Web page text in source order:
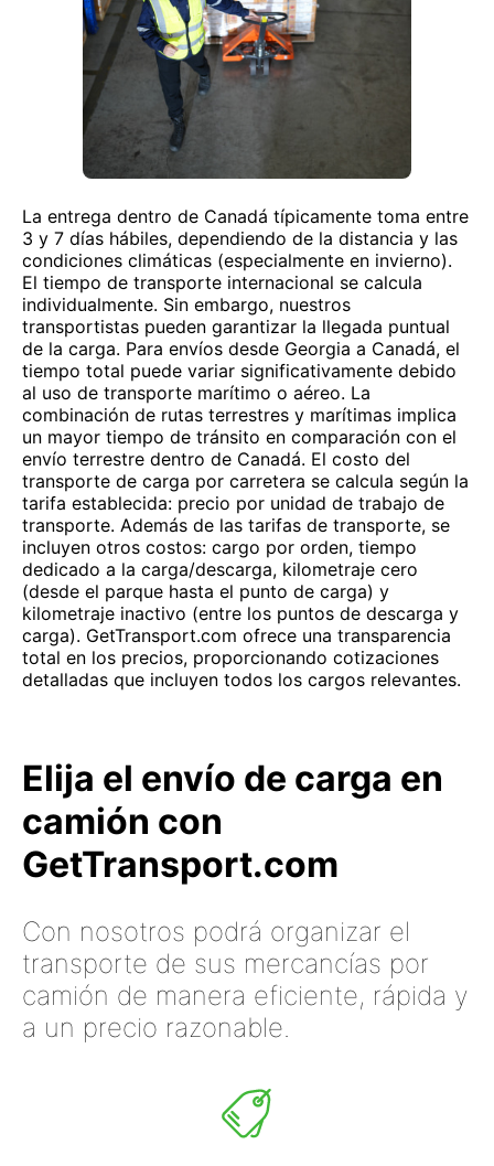
La entrega dentro de Canadá típicamente toma entre
3 y 7 días hábiles, dependiendo de la distancia y las
condiciones climáticas (especialmente en invierno).
El tiempo de transporte internacional se calcula
individualmente. Sin embargo, nuestros
transportistas pueden garantizar la llegada puntual
de la carga. Para envíos desde Georgia a Canadá, el
tiempo total puede variar significativamente debido
al uso de transporte marítimo o aéreo. La
combinación de rutas terrestres y marítimas implica
un mayor tiempo de tránsito en comparación con el
envío terrestre dentro de Canadá. El costo del
transporte de carga por carretera se calcula según la
tarifa establecida: precio por unidad de trabajo de
transporte. Además de las tarifas de transporte, se
incluyen otros costos: cargo por orden, tiempo
dedicado a la carga/descarga, kilometraje cero
(desde el parque hasta el punto de carga) y
kilometraje inactivo (entre los puntos de descarga y
carga). GetTransport.com ofrece una transparencia
total en los precios, proporcionando cotizaciones
detalladas que incluyen todos los cargos relevantes.
Elija el envío de carga en
camión con
GetTransport.com
Con nosotros podrá organizar el
transporte de sus mercancías por
camión de manera eficiente, rápida y
a un precio razonable.